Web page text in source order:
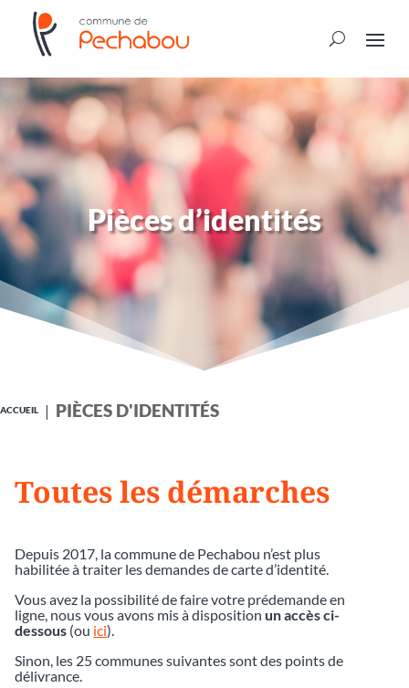
Pièces d’identités
ACCUEIL PIÈCES D'IDENTITÉS
Toutes les démarches
Depuis 2017, la commune de Pechabou n’est plus
habilitée à traiter les demandes de carte d’identité.
Vous avez la possibilité de faire votre prédemande en
ligne, nous vous avons mis à disposition un accès ci-
dessous (ou ici).
Sinon, les 25 communes suivantes sont des points de
délivrance.